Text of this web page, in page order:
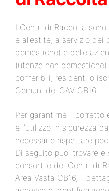
I Centri di Raccolta
e allestite, a servizio dei
domestiche) e delle
(utenze non
conferibili, residenti o
Comuni del CAV CB16.
Per garantirne il
e l'utilizzo in sicurezza
necessario rispettare
Di seguito puoi trovare e
consortile dei Centri di
Area Vasta CB16, il